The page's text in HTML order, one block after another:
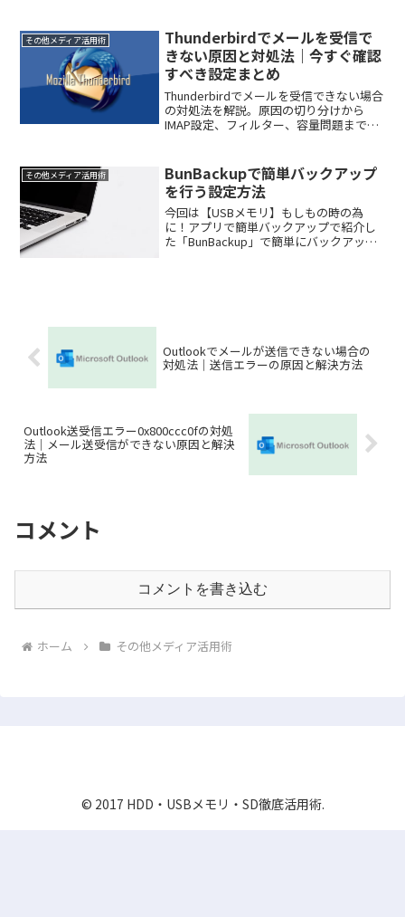
なく、Windowsのログインユーザープ
ロ...
その他メディア活用術
Thunderbirdでメールを受信で
きない原因と対処法｜今すぐ確認
すべき設定まとめ
Thunderbirdでメールを受信できない場合
の対処法を解説。原因の切り分けから
IMAP設定、フィルター、容量問題まで初
その他メディア活用術
BunBackupで簡単バックアップ
を行う設定方法
今回は【USBメモリ】もしもの時の為
に！アプリで簡単バックアップで紹介し
た「BunBackup」で簡単にバックアップ
Outlookでメールが送信できない場合の
対処法｜送信エラーの原因と解決方法
Outlook送受信エラー0x800ccc0fの対処
法｜メール送受信ができない原因と解決
方法
コメント
コメントを書き込む
ホーム その他メディア活用術
© 2017 HDD・USBメモリ・SD徹底活用術.